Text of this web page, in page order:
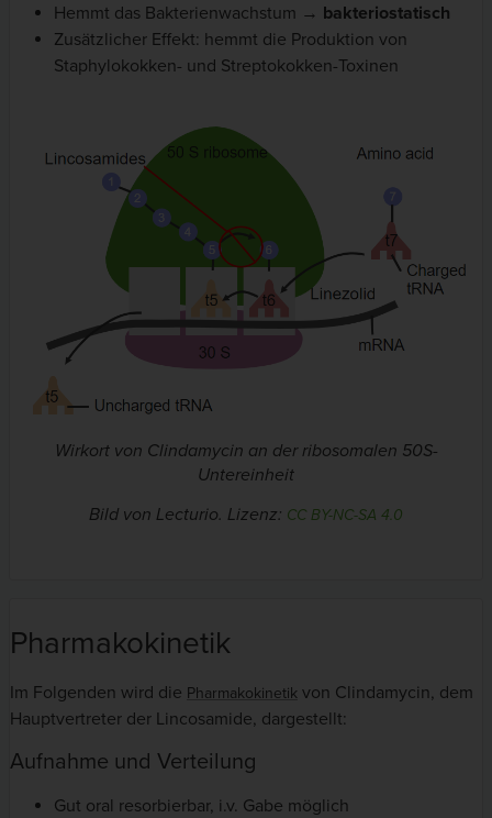
Hemmt das Bakterienwachstum → bakteriostatisch
Zusätzlicher Effekt: hemmt die Produktion von
Staphylokokken- und Streptokokken-Toxinen
Wirkort von Clindamycin an der ribosomalen 50S-
Untereinheit
Bild von Lecturio. Lizenz: CC BY-NC-SA 4.0
Pharmakokinetik
Im Folgenden wird die Pharmakokinetik von Clindamycin, dem
Hauptvertreter der Lincosamide, dargestellt:
Aufnahme und Verteilung
Gut oral resorbierbar, i.v. Gabe möglich